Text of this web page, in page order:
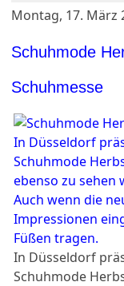
Montag, 17. März
Schuhmode
Schuhmesse
In Düsseldorf
Schuhmode